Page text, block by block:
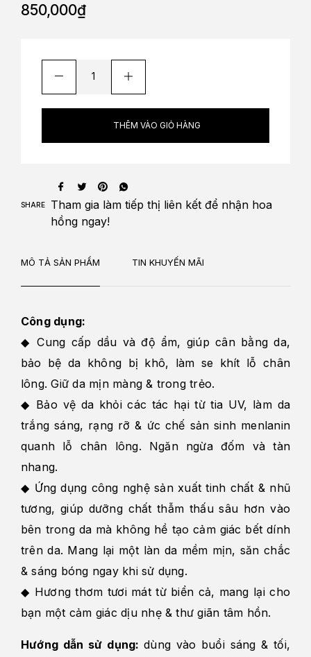
850,000₫
THÊM VÀO GIỎ HÀNG
SHARE Tham gia làm tiếp thị liên kết để nhận hoa
hồng ngay!
MÔ TẢ SẢN PHẨM TIN KHUYẾN MÃI
Công dụng:
◆ Cung cấp dầu và độ ẩm, giúp cân bằng da,
bảo bệ da không bị khô, làm se khít lỗ chân
lông. Giữ da mịn màng & trong trẻo.
◆ Bảo vệ da khỏi các tác hại từ tia UV, làm da
trắng sáng, rạng rỡ & ức chế sản sinh menlanin
quanh lỗ chân lông. Ngăn ngừa đốm và tàn
nhang.
◆ Ứng dụng công nghệ sản xuất tinh chất & nhũ
tương, giúp dưỡng chất thẫm thấu sâu hơn vào
bên trong da mà không hề tạo cảm giác bết dính
trên da. Mang lại một làn da mềm mịn, săn chắc
& sáng bóng ngay khi sử dụng.
◆ Hương thơm tươi mát từ biển cả, mang lại cho
bạn một cảm giác dịu nhẹ & thư giãn tâm hồn.
Hướng dẫn sử dụng:dùng vào buổi sáng & tối,